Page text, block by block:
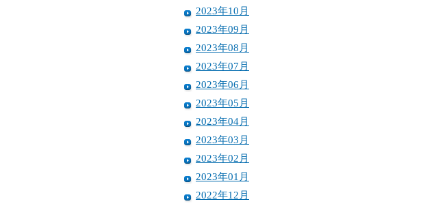
2023年10月
2023年09月
2023年08月
2023年07月
2023年06月
2023年05月
2023年04月
2023年03月
2023年02月
2023年01月
2022年12月